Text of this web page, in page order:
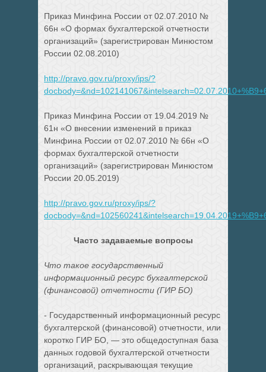
Приказ Минфина России от 02.07.2010 №
66н «О формах бухгалтерской отчетности
организаций» (зарегистрирован Минюстом
России 02.08.2010)
http://pravo.gov.ru/proxy/ips/?
Приказ Минфина России от 19.04.2019 №
61н «О внесении изменений в приказ
Минфина России от 02.07.2010 № 66н «О
формах бухгалтерской отчетности
организаций» (зарегистрирован Минюстом
России 20.05.2019)
http://pravo.gov.ru/proxy/ips/?
Часто задаваемые вопросы
Что такое государственный
информационный ресурс бухгалтерской
(финансовой) отчетности (ГИР БО)
- Государственный информационный ресурс
бухгалтерской (финансовой) отчетности, или
коротко ГИР БО, — это общедоступная база
данных годовой бухгалтерской отчетности
организаций, раскрывающая текущие